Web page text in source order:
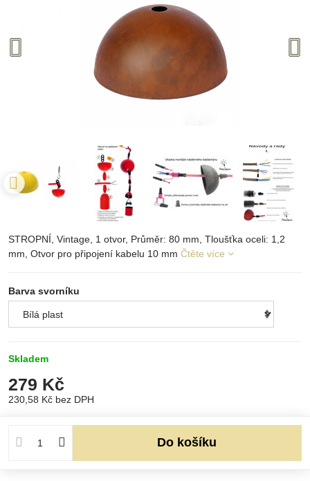
STROPNÍ, Vintage, 1 otvor, Průměr: 80 mm, Tloušťka oceli: 1,2
mm, Otvor pro připojení kabelu 10 mm Čtěte více
Barva svorníku
Skladem
279 Kč
230,58 Kč bez DPH
Do košíku